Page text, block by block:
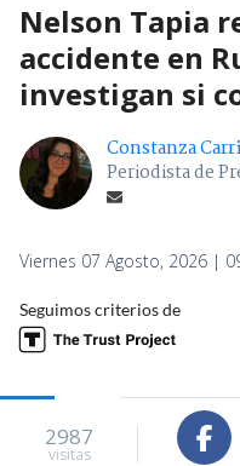
Nelson Tapia
accidente en
investigan si
Constanza
Periodista de
Viernes 07 Agosto, 2026 |
Seguimos criterios de
2987
visitas